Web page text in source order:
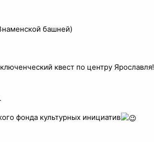
башней)
квест по центру Ярославля!
фонда культурных инициатив